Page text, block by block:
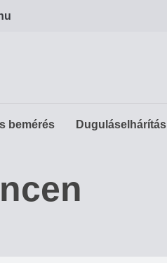
bemérés Duguláselhárítás